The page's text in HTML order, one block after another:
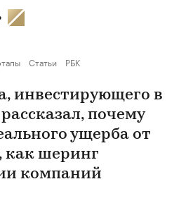
Статьи РБК
инвестирующего в
почему
ущерба от
как шеринг
компаний